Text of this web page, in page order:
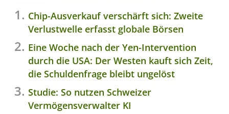
Chip-Ausverkauf verschärft sich: Zweite
Verlustwelle erfasst globale Börsen
Eine Woche nach der Yen-Intervention
durch die USA: Der Westen kauft sich Zeit,
die Schuldenfrage bleibt ungelöst
Studie: So nutzen Schweizer
Vermögensverwalter KI